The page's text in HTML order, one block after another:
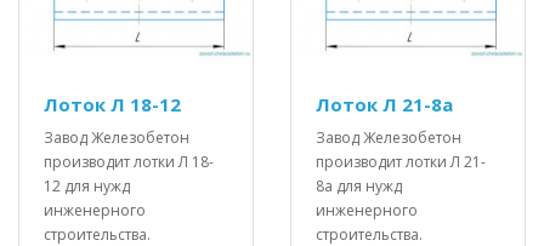
Лоток Л 18-12
Завод Железобетон
производит лотки Л 18-
12 для нужд
инженерного
строительства.
Лоток Л 21-8а
Завод Железобетон
производит лотки Л 21-
8а для нужд
инженерного
строительства.